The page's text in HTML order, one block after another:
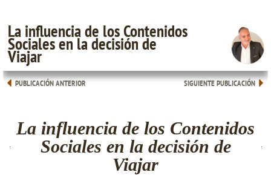
La influencia de los Contenidos
Sociales en la decisión de
Viajar
PUBLICACIÓN ANTERIOR SIGUIENTE PUBLICACIÓN
La influencia de los Contenidos
Sociales en la decisión de
Viajar